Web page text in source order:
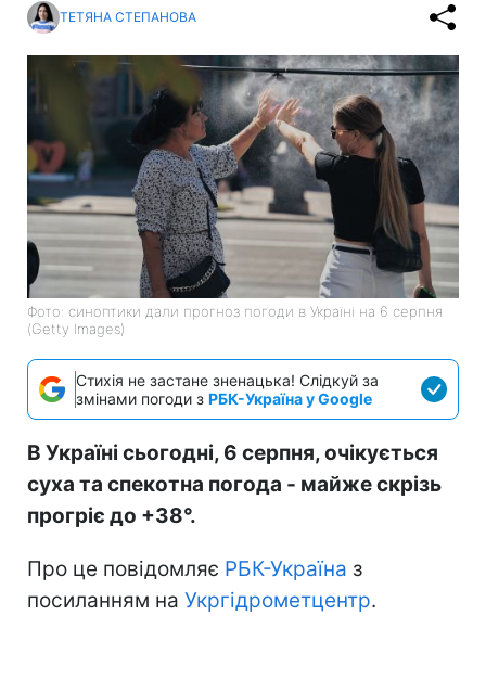
ТЕТЯНА СТЕПАНОВА
Фото: синоптики дали прогноз погоди в Україні на 6 серпня
(Getty Images)
Стихія не застане зненацька! Слідкуй за
змінами погоди з РБК-Україна у Google
В Україні сьогодні, 6 серпня, очікується
суха та спекотна погода - майже скрізь
прогріє до +38°.
Про це повідомляє РБК-Україна з
посиланням на Укргідрометцентр.